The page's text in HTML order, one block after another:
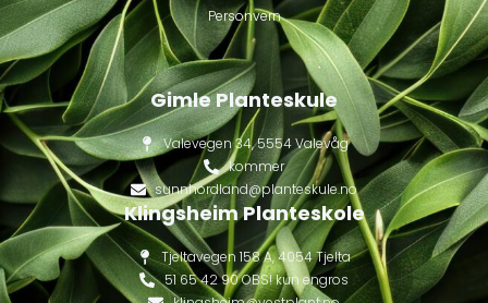
Personvern
Gimle Planteskule
Valevegen 34, 5554 Valevåg
kommer
sunnhordland@planteskule.no
Klingsheim Planteskole
Tjeltavegen 158 A, 4054 Tjelta
51 65 42 90 OBS! kun engros